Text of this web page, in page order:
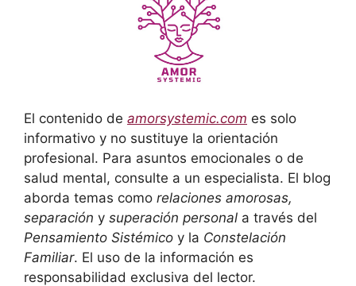
El contenido de amorsystemic.com es solo
informativo y no sustituye la orientación
profesional. Para asuntos emocionales o de
salud mental, consulte a un especialista. El blog
aborda temas como relaciones amorosas,
separación y superación personal a través del
Pensamiento Sistémico y la Constelación
Familiar. El uso de la información es
responsabilidad exclusiva del lector.